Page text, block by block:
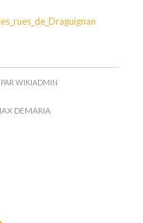
PAR WIKIADMIN
DEMARIA